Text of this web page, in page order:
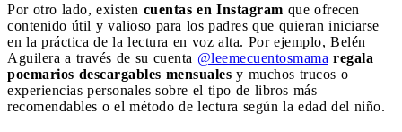
Por otro lado, existen cuentas en Instagram que ofrecen
contenido útil y valioso para los padres que quieran iniciarse
en la práctica de la lectura en voz alta. Por ejemplo, Belén
Aguilera a través de su cuenta @leemecuentosmama regala
poemarios descargables mensuales y muchos trucos o
experiencias personales sobre el tipo de libros más
recomendables o el método de lectura según la edad del niño.